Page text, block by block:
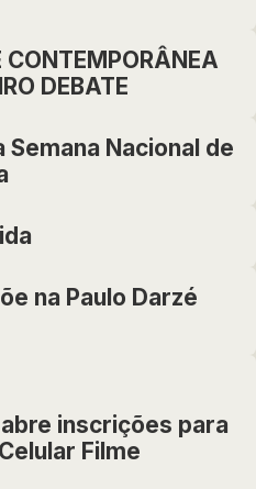
CONTEMPORÂNEA
DEBATE
Nacional de
na Paulo Darzé
inscrições para
Filme